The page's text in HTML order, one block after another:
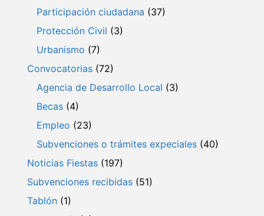
Participación ciudadana (37)
Protección Civil (3)
Urbanismo (7)
Convocatorias (72)
Agencia de Desarrollo Local (3)
Becas (4)
Empleo (23)
Subvenciones o trámites expeciales (40)
Noticias Fiestas (197)
Subvenciones recibidas (51)
Tablón (1)